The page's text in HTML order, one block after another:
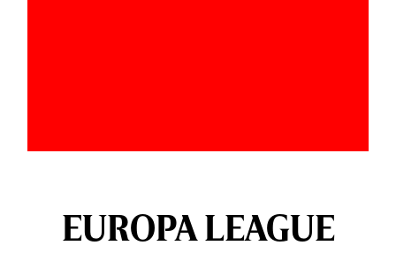
EUROPA LEAGUE